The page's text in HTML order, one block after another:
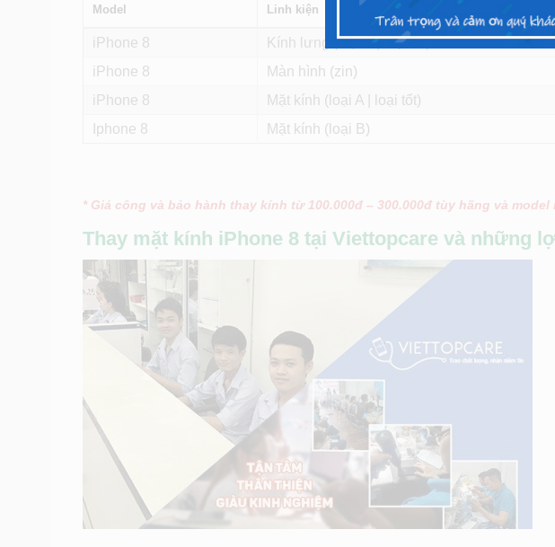
Model Linh kiện
iPhone 8 Kính lưng (loại A | loại tốt)
iPhone 8
Màn hình (zin)
iPhone 8
Mặt kính (loại A | loại tốt)
Iphone 8
Mặt kính (loại B)
* Giá công và bảo hành thay kính từ 100.000đ – 300.000đ tùy hãng và model
Thay mặt kính iPhone 8 tại Viettopcare và những